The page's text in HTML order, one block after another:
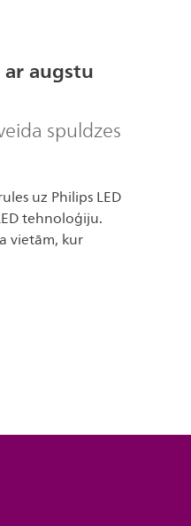
augstu
spuldzes
uz Philips LED
tehnoloģiju.
vietām, kur